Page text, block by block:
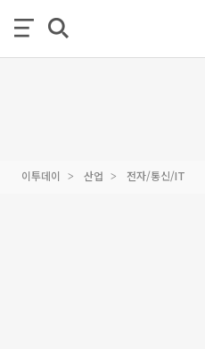
이투데이 산업 전자/통신/IT